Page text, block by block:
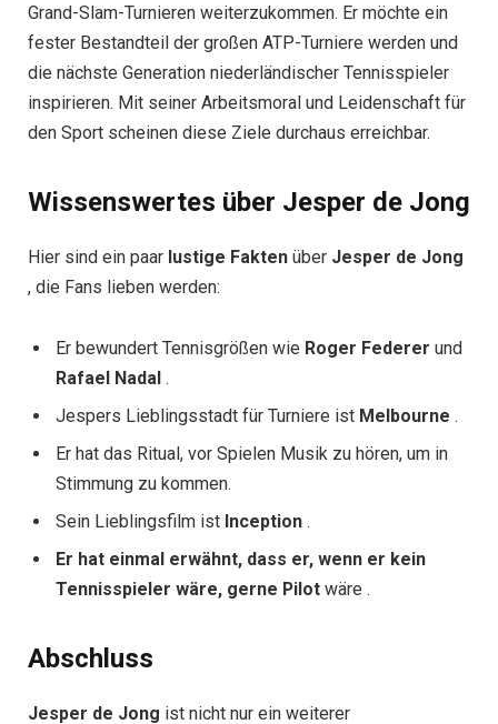
Grand-Slam-Turnieren weiterzukommen. Er möchte ein
fester Bestandteil der großen ATP-Turniere werden und
die nächste Generation niederländischer Tennisspieler
inspirieren. Mit seiner Arbeitsmoral und Leidenschaft für
den Sport scheinen diese Ziele durchaus erreichbar.
Wissenswertes über Jesper de Jong
Hier sind ein paar lustige Fakten über Jesper de Jong
, die Fans lieben werden:
Er bewundert Tennisgrößen wie Roger Federer und
Rafael Nadal .
Jespers Lieblingsstadt für Turniere ist Melbourne .
Er hat das Ritual, vor Spielen Musik zu hören, um in
Stimmung zu kommen.
Sein Lieblingsfilm ist Inception .
Er hat einmal erwähnt, dass er, wenn er kein
Tennisspieler wäre, gerne Pilot wäre .
Abschluss
Jesper de Jong ist nicht nur ein weiterer